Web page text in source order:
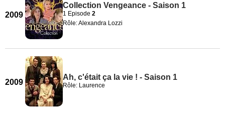
2009
Collection Vengeance - Saison 1
1 Episode 2
Rôle: Alexandra Lozzi
2009
Ah, c'était ça la vie ! - Saison 1
Rôle: Laurence